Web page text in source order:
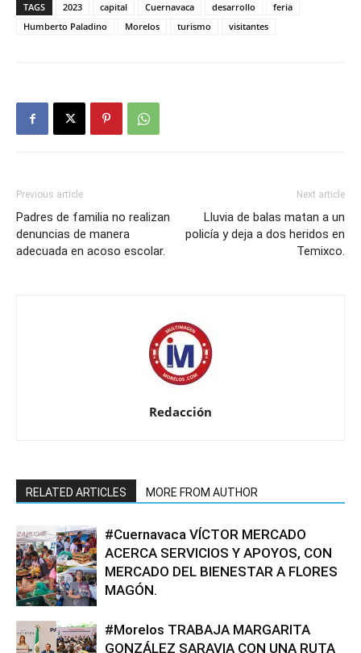
TAGS 2023 capital Cuernavaca desarrollo
feria
Humberto Paladino
Morelos turismo visitantes
Previous article
Padres de familia no realizan
denuncias de manera
adecuada en acoso escolar.
Next article
Lluvia de balas matan a un
policía y deja a dos heridos en
Temixco.
Redacción
RELATED ARTICLES MORE FROM AUTHOR
#Cuernavaca VÍCTOR MERCADO
ACERCA SERVICIOS Y APOYOS, CON
MERCADO DEL BIENESTAR A FLORES
MAGÓN.
#Morelos TRABAJA MARGARITA
GONZÁLEZ SARAVIA CON UNA RUTA